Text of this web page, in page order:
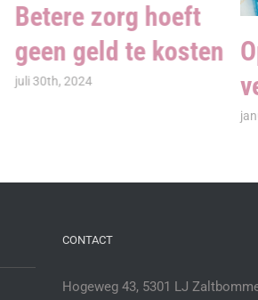
Betere zorg hoeft
geen geld te kosten
juli 30th, 2024
CONTACT
Hogeweg 43, 5301 LJ